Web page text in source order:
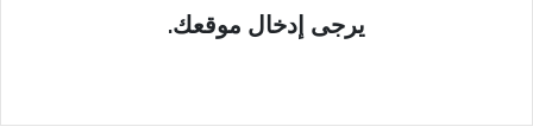
يرجى إدخال موقعك.